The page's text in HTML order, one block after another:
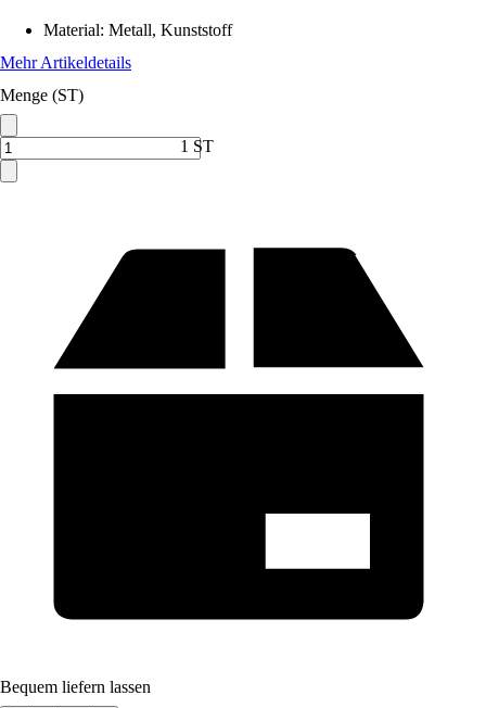
Material: Metall, Kunststoff
Mehr Artikeldetails
Menge (ST)
1 ST
Bequem liefern lassen